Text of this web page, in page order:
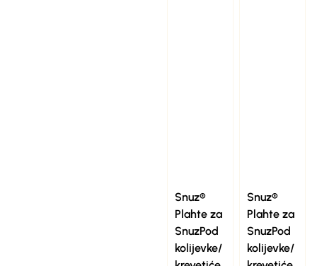
Snuz®
Plahte za
SnuzPod
kolijevke/
Snuz®
Plahte za
SnuzPod
kolijevke/